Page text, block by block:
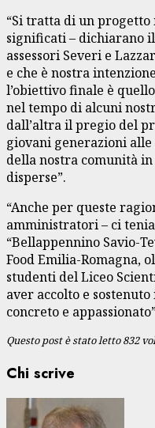
“Si tratta di un
significati – dichiarano
assessori Severi e
e che è nostra
l’obiettivo finale è
nel tempo di alcuni
dall’altra il pregio del
giovani generazioni
della nostra comunità
disperse”.
“Anche per queste
amministratori – ci
“Bellappennino Savio-
Food Emilia-Romagna,
studenti del Liceo
aver accolto e
concreto e
Questo post è stato letto 832
Chi scrive